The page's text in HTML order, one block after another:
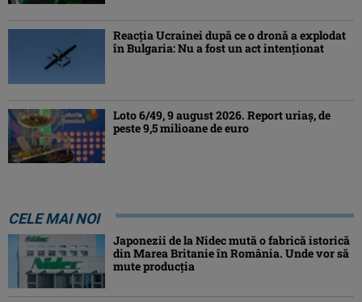
Reacția Ucrainei după ce o dronă a explodat
în Bulgaria: Nu a fost un act intenționat
Loto 6/49, 9 august 2026. Report uriaș, de
peste 9,5 milioane de euro
CELE MAI NOI
Japonezii de la Nidec mută o fabrică istorică
din Marea Britanie în România. Unde vor să
mute producția